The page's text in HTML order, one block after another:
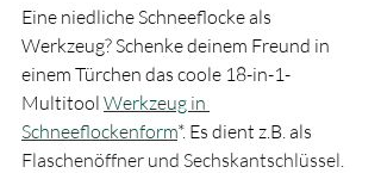
Eine niedliche Schneeflocke als
Werkzeug? Schenke deinem Freund in
einem Türchen das coole 18-in-1-
Multitool Werkzeug in
Schneeflockenform*. Es dient z.B. als
Flaschenöffner und Sechskantschlüssel.